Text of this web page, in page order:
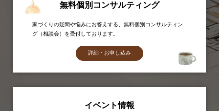
無料個別コンサルティング
家づくりの疑問や悩みにお答えする、無料個別コンサルティン
グ（相談会）を受付しております。
詳細・お申し込み
イベント情報